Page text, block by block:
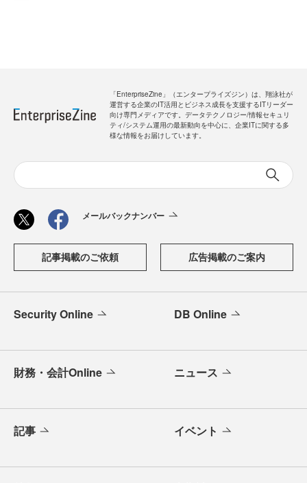
「EnterpriseZine」（エンタープライズジン）は、翔泳社が
運営する企業のIT活用とビジネス成長を支援するITリーダー
向け専門メディアです。データテクノロジー/情報セキュリ
ティ/システム運用の最新動向を中心に、企業ITに関する多
様な情報をお届けしています。
メールバックナンバー
記事掲載のご依頼 広告掲載のご案内
Security Online DB Online
財務・会計Online ニュース
記事 イベント